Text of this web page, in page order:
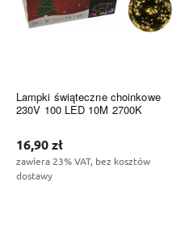
Lampki świąteczne choinkowe
230V 100 LED 10M 2700K
16,90 zł
zawiera 23% VAT, bez kosztów
dostawy